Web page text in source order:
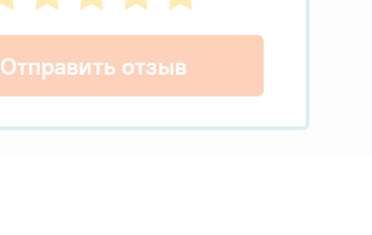
Отправить отзыв